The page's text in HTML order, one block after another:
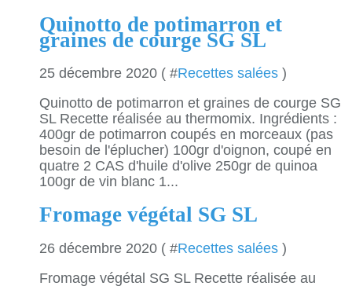
Quinotto de potimarron et
graines de courge SG SL
25 décembre 2020 ( #Recettes salées )
Quinotto de potimarron et graines de courge SG
SL Recette réalisée au thermomix. Ingrédients :
400gr de potimarron coupés en morceaux (pas
besoin de l'éplucher) 100gr d'oignon, coupé en
quatre 2 CAS d'huile d'olive 250gr de quinoa
100gr de vin blanc 1...
Fromage végétal SG SL
26 décembre 2020 ( #Recettes salées )
Fromage végétal SG SL Recette réalisée au